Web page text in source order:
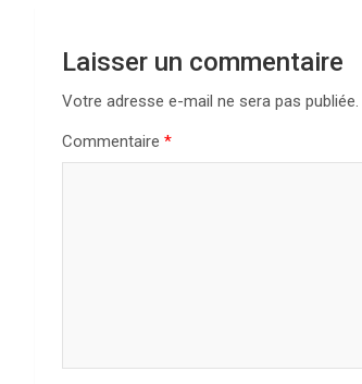
Laisser un commentaire
Votre adresse e-mail ne sera pas publiée.
Commentaire *